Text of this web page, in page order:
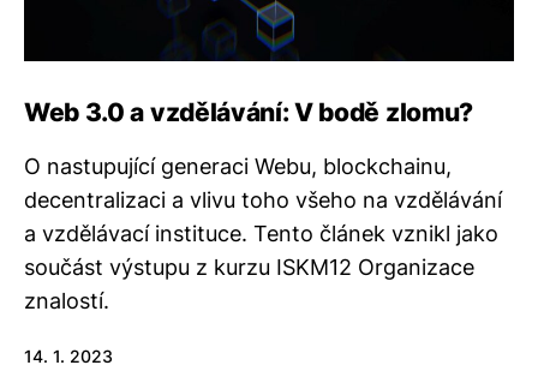
Web 3.0 a vzdělávání: V bodě zlomu?
O nastupující generaci Webu, blockchainu,
decentralizaci a vlivu toho všeho na vzdělávání
a vzdělávací instituce. Tento článek vznikl jako
součást výstupu z kurzu ISKM12 Organizace
znalostí.
14. 1. 2023